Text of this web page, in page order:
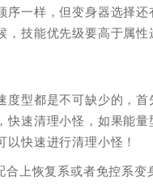
一样，但变身器选择还
技能优先级要高于属性
型都是不可缺少的，
速清理小怪，如果能量
快速进行清理小怪！
上恢复系或者免控系变